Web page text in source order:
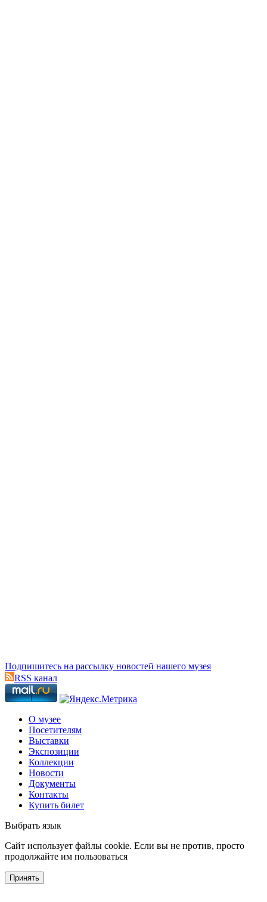
Подпишитесь на рассылку новостей нашего музея
RSS канал
О музее
Посетителям
Выставки
Экспозиции
Коллекции
Новости
Документы
Контакты
Купить билет
Выбрать язык
Cайт использует файлы cookie. Если вы не против, просто
продолжайте им пользоваться
Принять